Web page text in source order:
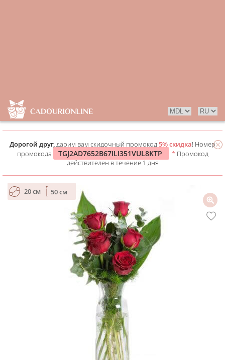
Дорогой друг,дарим вам скидочный промокод5% скидка! Номер
промокода
TGJ2AD7652B67ILI351VUL8KTP * Промокод
действителен в течение 1 дня
20 см 50 см